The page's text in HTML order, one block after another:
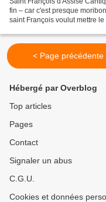
fin – car c'est presque
saint François voulut mettre
< Page précédente
Hébergé par Overblog
Top articles
Pages
Contact
Signaler un abus
C.G.U.
Cookies et données